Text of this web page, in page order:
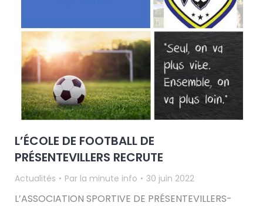
L’ÉCOLE DE FOOTBALL DE
PRÉSENTEVILLERS RECRUTE
Actualités Par la minute info 30 juin 2022
L’ASSOCIATION SPORTIVE DE PRÉSENTEVILLERS-